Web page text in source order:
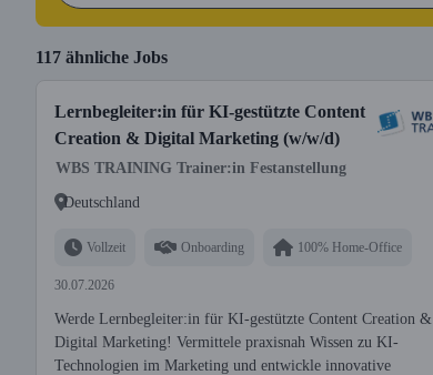
117 ähnliche Jobs
Lernbegleiter:in für KI-gestützte Content
Creation & Digital Marketing (w/w/d)
WBS TRAINING Trainer:in Festanstellung
Deutschland
Vollzeit Onboarding 100% Home-Office
30.07.2026
Werde Lernbegleiter:in für KI-gestützte Content Creation &
Digital Marketing! Vermittele praxisnah Wissen zu KI-
Technologien im Marketing und entwickle innovative